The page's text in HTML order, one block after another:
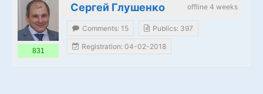
offline 4 weeks
Сергей Глушенко
831
Comments: 15 Publics: 397
Registration: 04-02-2018